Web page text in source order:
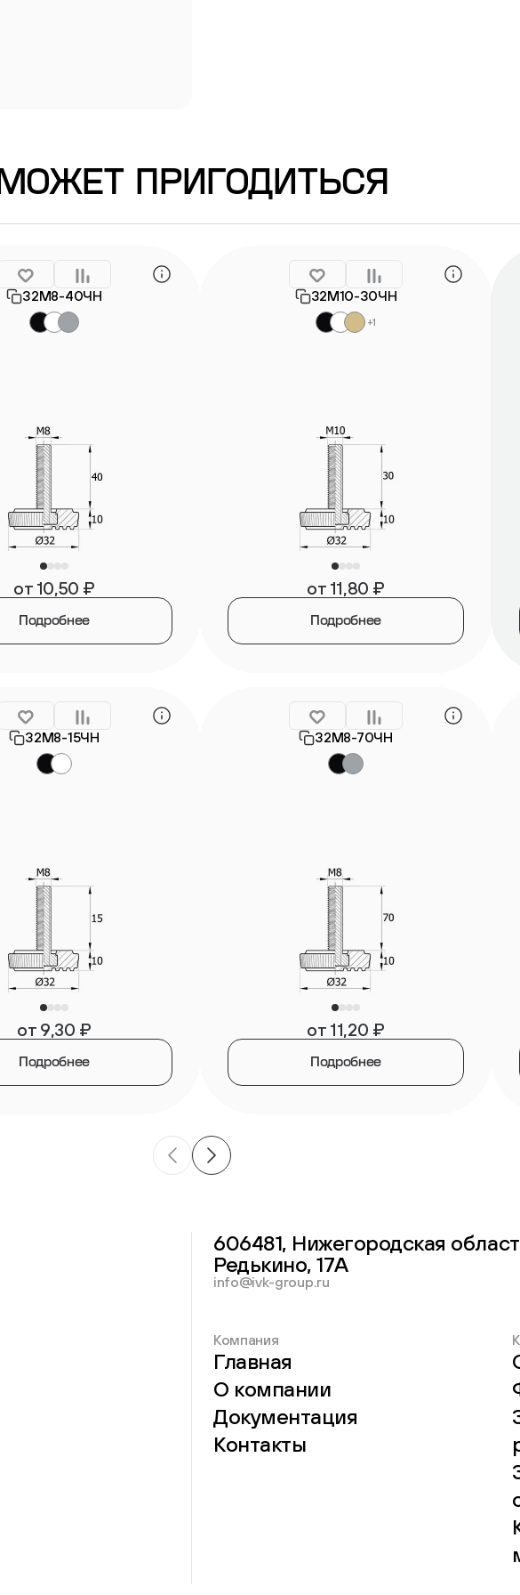
МОЖЕТ ПРИГОДИТЬСЯ
32М8-40ЧН
от 10,50 ₽
Подробнее
32М10-30ЧН
+1
от 11,80 ₽
Подробнее
32М8-15ЧН
от 9,30 ₽
Подробнее
32М8-70ЧН
от 11,20 ₽
Подробнее
606481, Нижегородская
Редькино, 17А
info@ivk-group.ru
Компания
Главная
О компании
Документация
Контакты